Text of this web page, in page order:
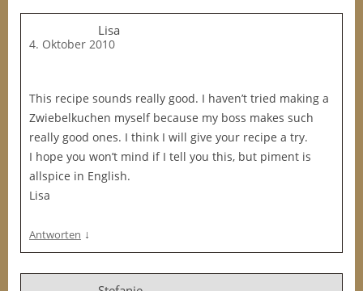
Lisa
4. Oktober 2010
This recipe sounds really good. I haven’t tried making a
Zwiebelkuchen myself because my boss makes such
really good ones. I think I will give your recipe a try.
I hope you won’t mind if I tell you this, but piment is
allspice in English.
Lisa
Antworten ↓